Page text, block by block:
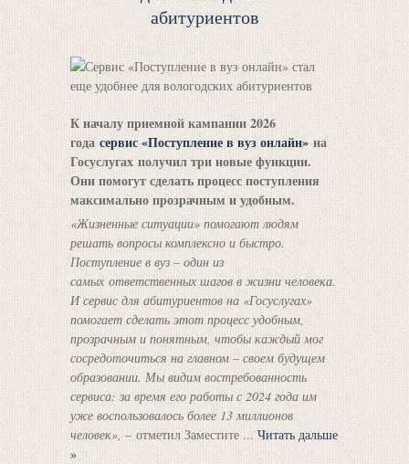
абитуриентов
К началу приемной кампании 2026
года сервис «Поступление в вуз онлайн» на
Госуслугах получил три новые функции.
Они помогут сделать процесс поступления
максимально прозрачным и удобным.
«Жизненные ситуации» помогают людям
решать вопросы комплексно и быстро.
Поступление в вуз – один из
самых ответственных шагов в жизни человека.
И сервис для абитуриентов на «Госуслугах»
помогает сделать этот процесс удобным,
прозрачным и понятным, чтобы каждый мог
сосредоточиться на главном – своем будущем
образовании. Мы видим востребованность
сервиса: за время его работы с 2024 года им
уже воспользовалось более 13 миллионов
человек», – отметил Заместите ... Читать дальше
»